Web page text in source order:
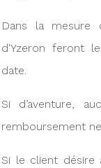
Dans la mesure
d'Yzeron feront
date.
Si d’aventure,
remboursement
Si le client désire